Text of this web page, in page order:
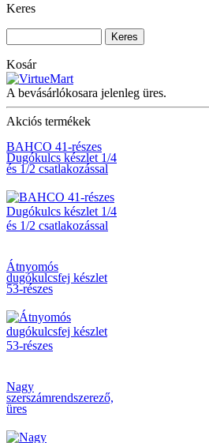
Keres
Kosár
A bevásárlókosara jelenleg üres.
Akciós termékek
Bitkészlet, 17-részes
BAHCO 41-részes
Dugókulcs készlet 1/4
és 1/2 csatlakozással
Átnyomós
dugókulcsfej készlet
53-részes
Nagy
szerszámrendszerező,
üres